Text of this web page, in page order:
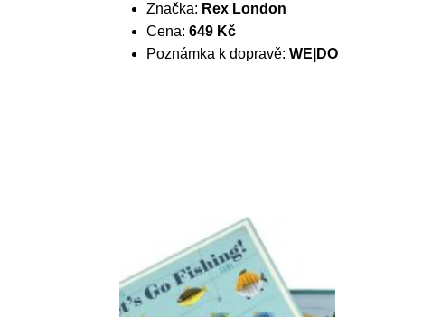
Značka: Rex London
Cena: 649 Kč
Poznámka k dopravě: WE|DO